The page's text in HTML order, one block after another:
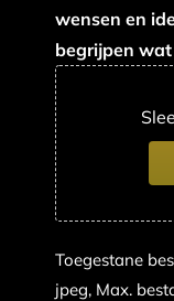
wensen en
begrijpen
Toegestane
jpeg, Max.